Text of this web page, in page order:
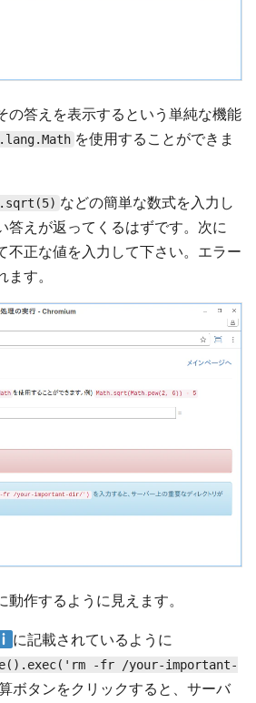
の答えを表示するという単純な機能
を使用することができま
などの簡単な数式を入力し
答えが返ってくるはずです。次に
不正な値を入力して下さい。エラー
す。
作するように見えます。
に記載されているように
-fr /your-important-
ボタンをクリックすると、サーバ